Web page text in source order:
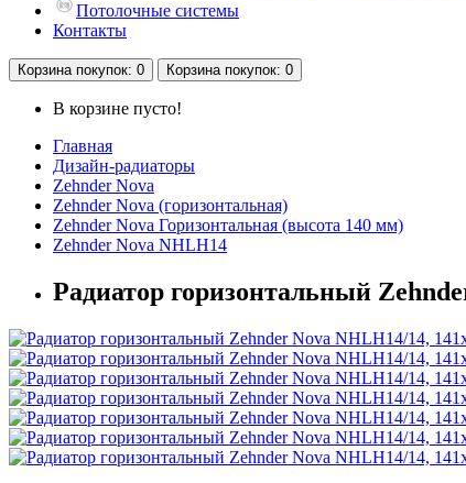
Потолочные системы
Контакты
Корзинапокупок: 0 Корзинапокупок: 0
В корзине пусто!
Главная
Дизайн-радиаторы
Zehnder Nova
Zehnder Nova (горизонтальная)
Zehnder Nova Горизонтальная (высота 140 мм)
Zehnder Nova NHLH14
Радиатор горизонтальный